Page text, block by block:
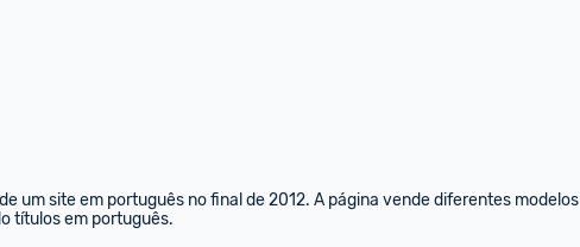
um site em português no final de 2012. A página vende diferentes modelos
títulos em português.